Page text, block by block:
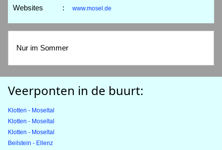
Websites : www.mosel.de
Nur im Sommer
Veerponten in de buurt:
Klotten - Moseltal
Klotten - Moseltal
Klotten - Moseltal
Beilstein - Ellenz